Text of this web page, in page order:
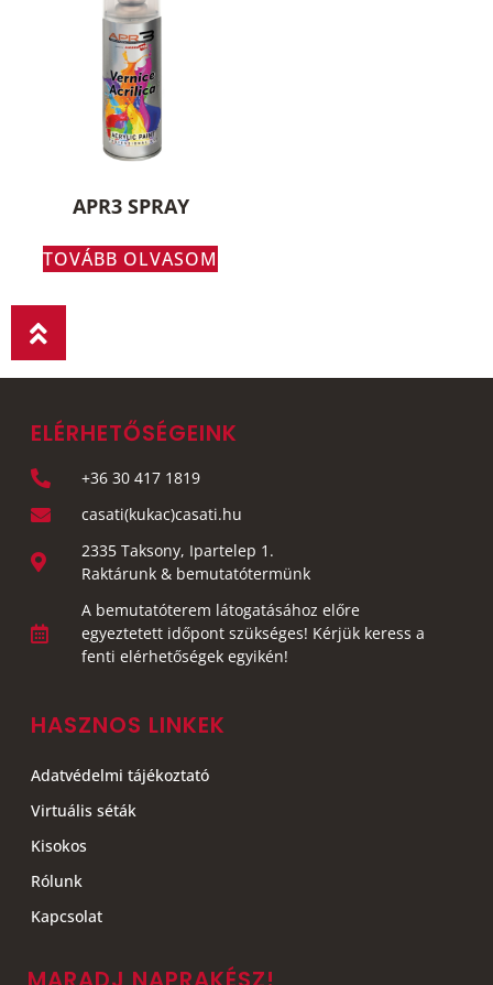
APR3 SPRAY
TOVÁBB OLVASOM
ELÉRHETŐSÉGEINK
+36 30 417 1819
casati(kukac)casati.hu
2335 Taksony, Ipartelep 1.
Raktárunk & bemutatótermünk
A bemutatóterem látogatásához előre
egyeztetett időpont szükséges! Kérjük keress a
fenti elérhetőségek egyikén!
HASZNOS LINKEK
Adatvédelmi tájékoztató
Virtuális séták
Kisokos
Rólunk
Kapcsolat